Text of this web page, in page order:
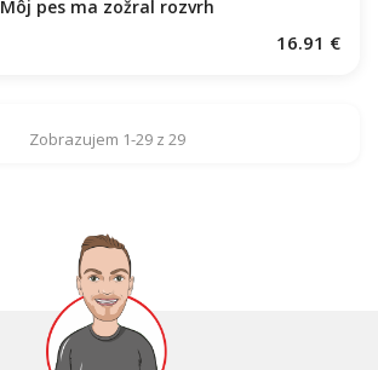
Môj pes ma zožral rozvrh
16.91 €
Zobrazujem 1-29 z 29